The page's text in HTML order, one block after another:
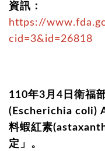
資訊：
https://
cid=3&id=26818
110年3月4日衛福
(Escherichia coli)
料蝦紅素
定」。